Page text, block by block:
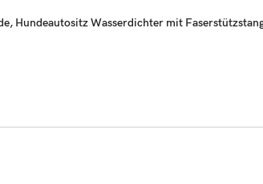
Hundeautositz Wasserdichter mit